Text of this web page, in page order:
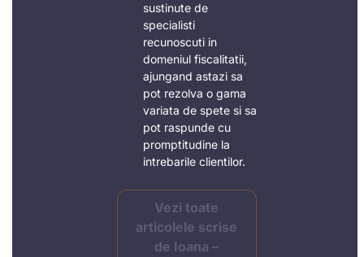
sustinute de
specialisti
recunoscuti in
domeniul fiscalitatii,
ajungand astazi sa
pot rezolva o gama
variata de spete si sa
pot raspunde cu
promptitudine la
intrebarile clientilor.
Vezi toate
articolele scrise
de Ioana –